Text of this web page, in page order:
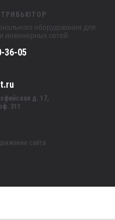
оборудования для
инженерных сетей
36-05
д. 17,
311
сайта